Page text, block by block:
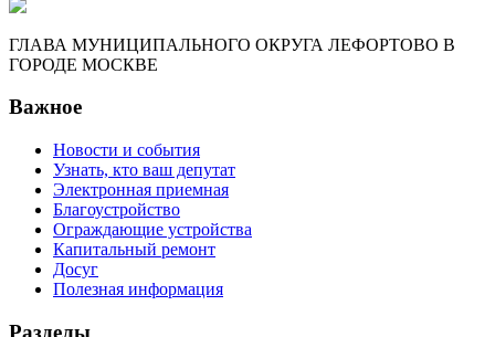
ГЛАВА МУНИЦИПАЛЬНОГО ОКРУГА ЛЕФОРТОВО В
ГОРОДЕ МОСКВЕ
Важное
Новости и события
Узнать, кто ваш депутат
Электронная приемная
Благоустройство
Ограждающие устройства
Капитальный ремонт
Досуг
Полезная информация
Разделы